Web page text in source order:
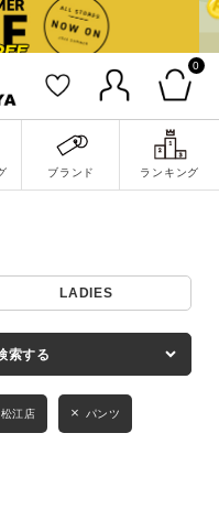
0
ブランド ランキング
索
KIDS
LADIES
索する
江店 パンツ